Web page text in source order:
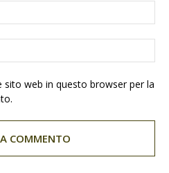
sito web in questo browser per la